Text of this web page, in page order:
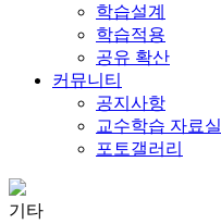
학습설계
학습적용
공유 확산
커뮤니티
공지사항
교수학습 자료실
포토갤러리
기타